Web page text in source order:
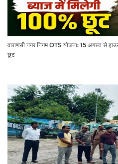
वाराणसी नगर निगम OTS योजना: 15 अगस्त से
छूट